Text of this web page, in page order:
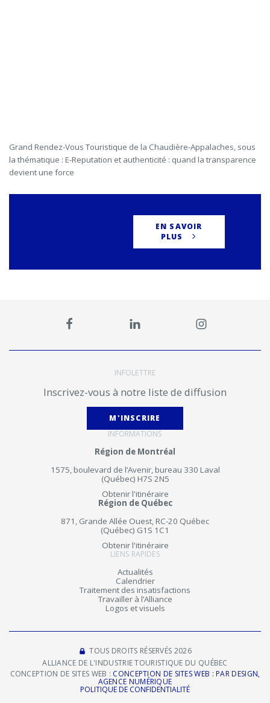
Grand Rendez-Vous Touristique de la Chaudière-Appalaches, sous
la thématique : E-Reputation et authenticité : quand la transparence
devient une force
EN SAVOIR
PLUS
INFOLETTRE
Inscrivez-vous à notre liste de diffusion
M'INSCRIRE
INFORMATIONS
Région de Montréal
1575, boulevard de l’Avenir, bureau 330 Laval
(Québec) H7S 2N5
Obtenir l'itinéraire
Région de Québec
871, Grande Allée Ouest, RC-20 Québec
(Québec) G1S 1C1
Obtenir l'itinéraire
LIENS RAPIDES
Actualités
Calendrier
Traitement des insatisfactions
Travailler à l’Alliance
Logos et visuels
TOUS DROITS RÉSERVÉS 2026
ALLIANCE DE L'INDUSTRIE TOURISTIQUE DU QUÉBEC
CONCEPTION DE SITES WEB : CONCEPTION DE SITES WEB : PAR DESIGN,
AGENCE NUMÉRIQUE
POLITIQUE DE CONFIDENTIALITÉ